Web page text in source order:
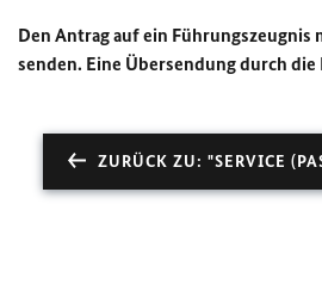
Den Antrag auf ein Führungszeugnis
senden. Eine Übersendung durch
ZURÜCK ZU: "SERVICE